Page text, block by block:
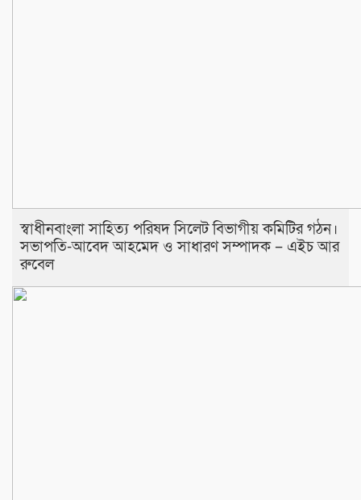
স্বাধীনবাংলা সাহিত্য পরিষদ সিলেট বিভাগীয় কমিটির গঠন।
সভাপতি-আবেদ আহমেদ ও সাধারণ সম্পাদক – এইচ আর
রুবেল